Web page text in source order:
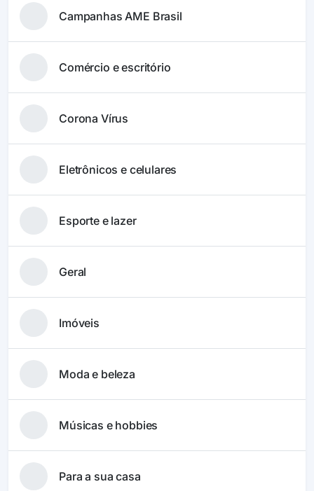
Campanhas AME Brasil
Comércio e escritório
Corona Vírus
Eletrônicos e celulares
Esporte e lazer
Geral
Imóveis
Moda e beleza
Músicas e hobbies
Para a sua casa